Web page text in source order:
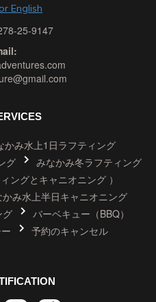
English
25-9147
かみ水上1日ラフティング
グ
みなかみ冬ラフティング
ングとキャニオニング ）
かみ水上半日キャニオニング
グ
バーベキュー（BBQ）
予約のキャンセル